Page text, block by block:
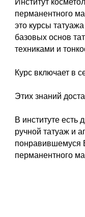
Институт
перманентного
это курсы
базовых основ
техниками и
Курс включает в
Этих знаний
В институте есть
ручной татуаж и
понравившемуся
перманентного